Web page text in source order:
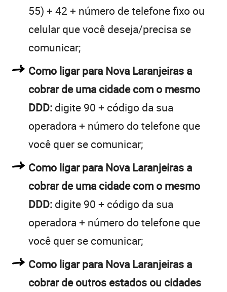
55) + 42 + número de telefone fixo ou
celular que você deseja/precisa se
comunicar;
Como ligar para Nova Laranjeiras a
cobrar de uma cidade com o mesmo
DDD: digite 90 + código da sua
operadora + número do telefone que
você quer se comunicar;
Como ligar para Nova Laranjeiras a
cobrar de uma cidade com o mesmo
DDD: digite 90 + código da sua
operadora + número do telefone que
você quer se comunicar;
Como ligar para Nova Laranjeiras a
cobrar de outros estados ou cidades